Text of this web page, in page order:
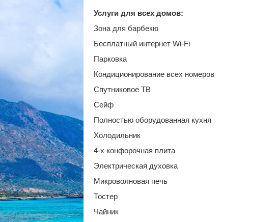
Услуги для всех домов:
Зона для барбекю
Бесплатный интернет Wi-Fi
Парковка
Кондиционирование всех номеров
Спутниковое ТВ
Сейф
Полностью оборудованная кухня
Холодильник
4-х конфорочная плита
Электрическая духовка
Микроволновая печь
Тостер
Чайник